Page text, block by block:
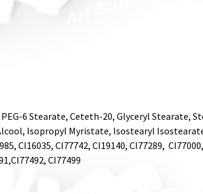
6 Stearate, Ceteth-20, Glyceryl Stearate,
Isopropyl Myristate, Isostearyl
CI16035, CI77742, CI19140, CI77289,
CI77499